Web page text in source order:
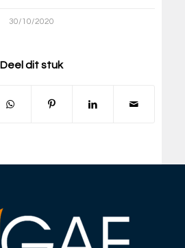
30/10/2020
Deel dit stuk